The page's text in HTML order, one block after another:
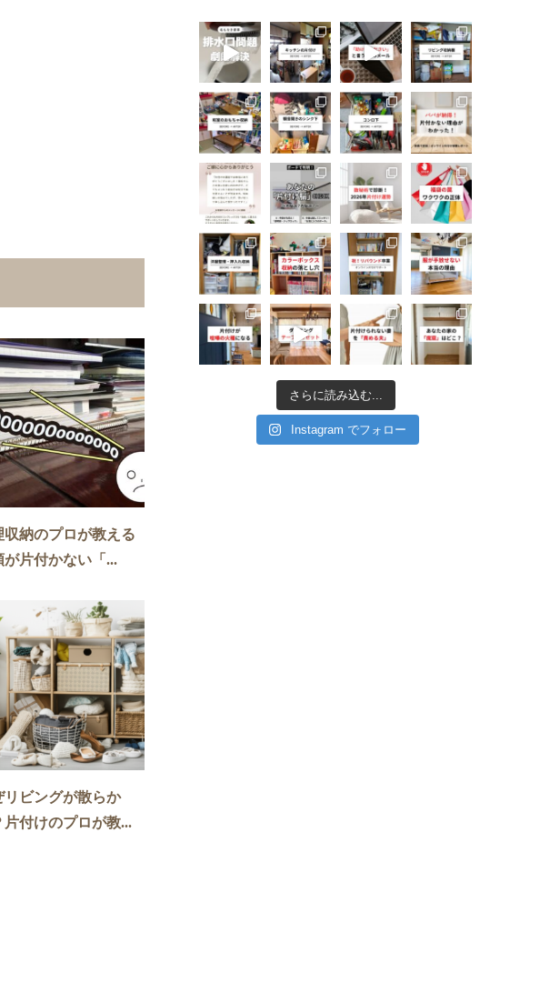
収納のプロが教える
が片付かない「...
リビングが散らか
片付けのプロが教...
さらに読み込む...
Instagram でフォロー